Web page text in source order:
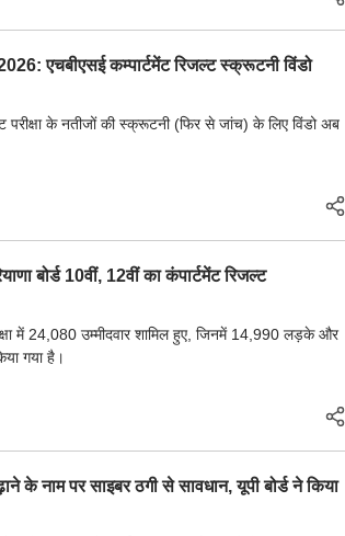
एचबीएसई कम्पार्टमेंट रिजल्ट स्क्रूटनी विंडो
परीक्षा के नतीजों की स्क्रूटनी (फिर से जांच) के लिए विंडो अब
बोर्ड 10वीं, 12वीं का कंपार्टमेंट रिजल्ट
में 24,080 उम्मीदवार शामिल हुए, जिनमें 14,990 लड़के और
गया है।
नाम पर साइबर ठगी से सावधान, यूपी बोर्ड ने किया